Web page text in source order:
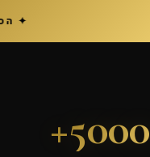
5000+